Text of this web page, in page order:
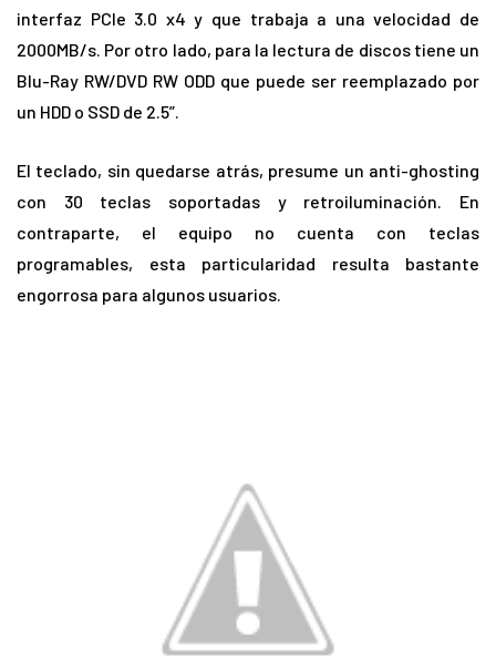
interfaz PCIe 3.0 x4 y que trabaja a una velocidad de
2000MB/s. Por otro lado, para la lectura de discos tiene un
Blu-Ray RW/DVD RW ODD que puede ser reemplazado por
un HDD o SSD de 2.5”.
El teclado, sin quedarse atrás, presume un anti-ghosting
con 30 teclas soportadas y retroiluminación. En
contraparte, el equipo no cuenta con teclas
programables, esta particularidad resulta bastante
engorrosa para algunos usuarios.